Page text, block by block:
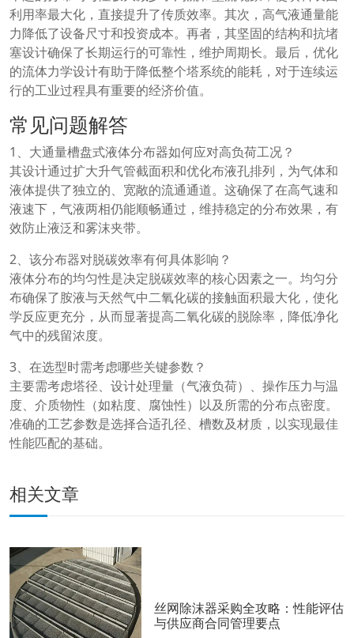
利用率最大化，直接提升了传质效率。其次，高气液通量能
力降低了设备尺寸和投资成本。再者，其坚固的结构和抗堵
塞设计确保了长期运行的可靠性，维护周期长。最后，优化
的流体力学设计有助于降低整个塔系统的能耗，对于连续运
行的工业过程具有重要的经济价值。
常见问题解答
1、大通量槽盘式液体分布器如何应对高负荷工况？
其设计通过扩大升气管截面积和优化布液孔排列，为气体和
液体提供了独立的、宽敞的流通通道。这确保了在高气速和
液速下，气液两相仍能顺畅通过，维持稳定的分布效果，有
效防止液泛和雾沫夹带。
2、该分布器对脱碳效率有何具体影响？
液体分布的均匀性是决定脱碳效率的核心因素之一。均匀分
布确保了胺液与天然气中二氧化碳的接触面积最大化，使化
学反应更充分，从而显著提高二氧化碳的脱除率，降低净化
气中的残留浓度。
3、在选型时需考虑哪些关键参数？
主要需考虑塔径、设计处理量（气液负荷）、操作压力与温
度、介质物性（如粘度、腐蚀性）以及所需的分布点密度。
准确的工艺参数是选择合适孔径、槽数及材质，以实现最佳
性能匹配的基础。
相关文章
丝网除沫器采购全攻略：性能评估
与供应商合同管理要点